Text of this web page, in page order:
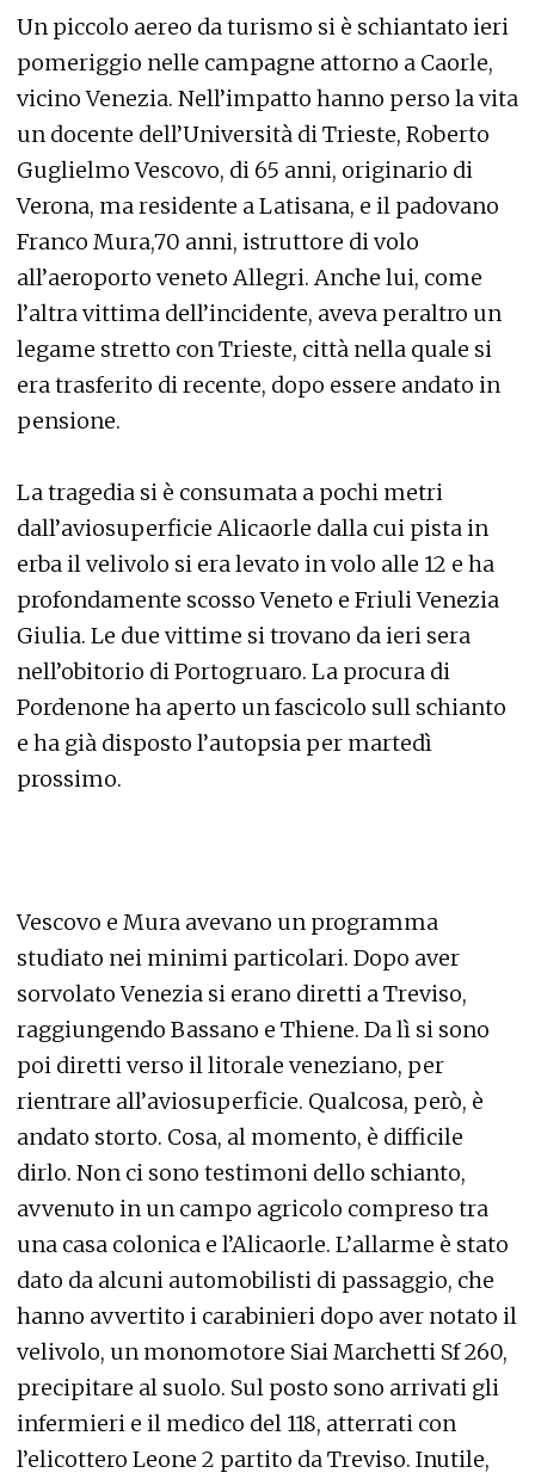
Un piccolo aereo da turismo si è schiantato ieri
pomeriggio nelle campagne attorno a Caorle,
vicino Venezia. Nell’impatto hanno perso la vita
un docente dell’Università di Trieste, Roberto
Guglielmo Vescovo, di 65 anni, originario di
Verona, ma residente a Latisana, e il padovano
Franco Mura,70 anni, istruttore di volo
all’aeroporto veneto Allegri. Anche lui, come
l’altra vittima dell’incidente, aveva peraltro un
legame stretto con Trieste, città nella quale si
era trasferito di recente, dopo essere andato in
pensione.
La tragedia si è consumata a pochi metri
dall’aviosuperficie Alicaorle dalla cui pista in
erba il velivolo si era levato in volo alle 12 e ha
profondamente scosso Veneto e Friuli Venezia
Giulia. Le due vittime si trovano da ieri sera
nell’obitorio di Portogruaro. La procura di
Pordenone ha aperto un fascicolo sull schianto
e ha già disposto l’autopsia per martedì
prossimo.
Vescovo e Mura avevano un programma
studiato nei minimi particolari. Dopo aver
sorvolato Venezia si erano diretti a Treviso,
raggiungendo Bassano e Thiene. Da lì si sono
poi diretti verso il litorale veneziano, per
rientrare all’aviosuperficie. Qualcosa, però, è
andato storto. Cosa, al momento, è difficile
dirlo. Non ci sono testimoni dello schianto,
avvenuto in un campo agricolo compreso tra
una casa colonica e l’Alicaorle. L’allarme è stato
dato da alcuni automobilisti di passaggio, che
hanno avvertito i carabinieri dopo aver notato il
velivolo, un monomotore Siai Marchetti Sf 260,
precipitare al suolo. Sul posto sono arrivati gli
infermieri e il medico del 118, atterrati con
l’elicottero Leone 2 partito da Treviso. Inutile,